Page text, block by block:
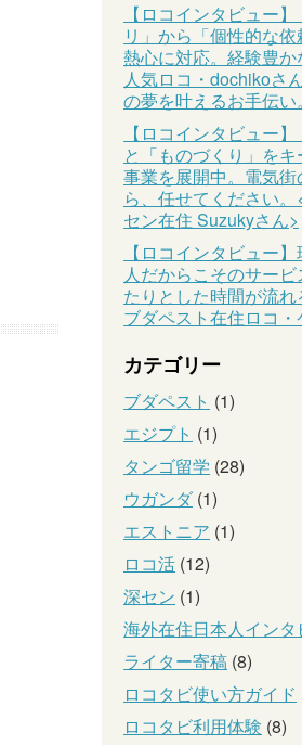
【ロコインタビュー
リ」から「個性的な依
熱心に対応。経験豊か
人気ロコ・dochikoさ
の夢を叶えるお手伝い。
【ロコインタビュー】
と「ものづくり」を
事業を展開中。電気街
ら、任せてください
セン在住 Suzukyさん>
【ロコインタビュー
人だからこそのサービ
たりとした時間が流
ブダペスト在住ロコ・
カテゴリー
ブダペスト (1)
エジプト (1)
タンゴ留学 (28)
ウガンダ(1)
エストニア (1)
ロコ活 (12)
深セン (1)
海外在住日本人インタ
ライター寄稿 (8)
ロコタビ使い方ガイド
ロコタビ利用体験 (8)